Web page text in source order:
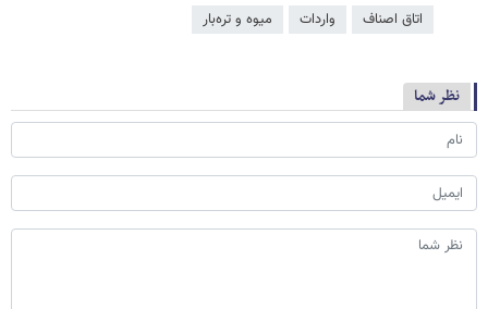
اتاق اصناف واردات میوه و تره‌بار
نظر شما